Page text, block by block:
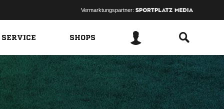
Vermarktungspartner:
SHOPS